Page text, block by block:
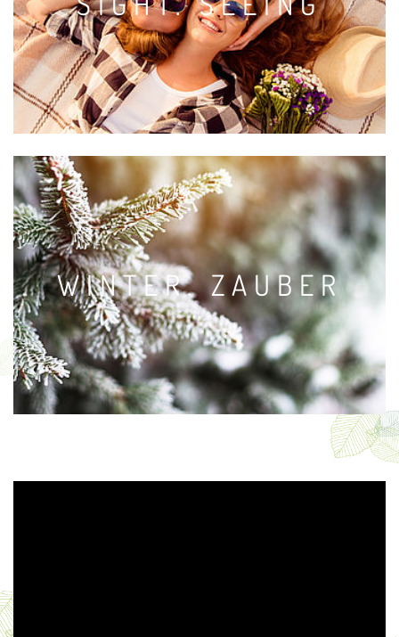
WINTER.ZAUBER